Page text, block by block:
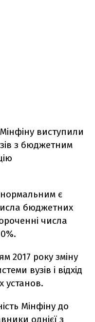
виступили
з бюджетним
є
бюджетних
числа
2017 року зміну
вузів і відхід
установ.
Мінфіну до
однієї з